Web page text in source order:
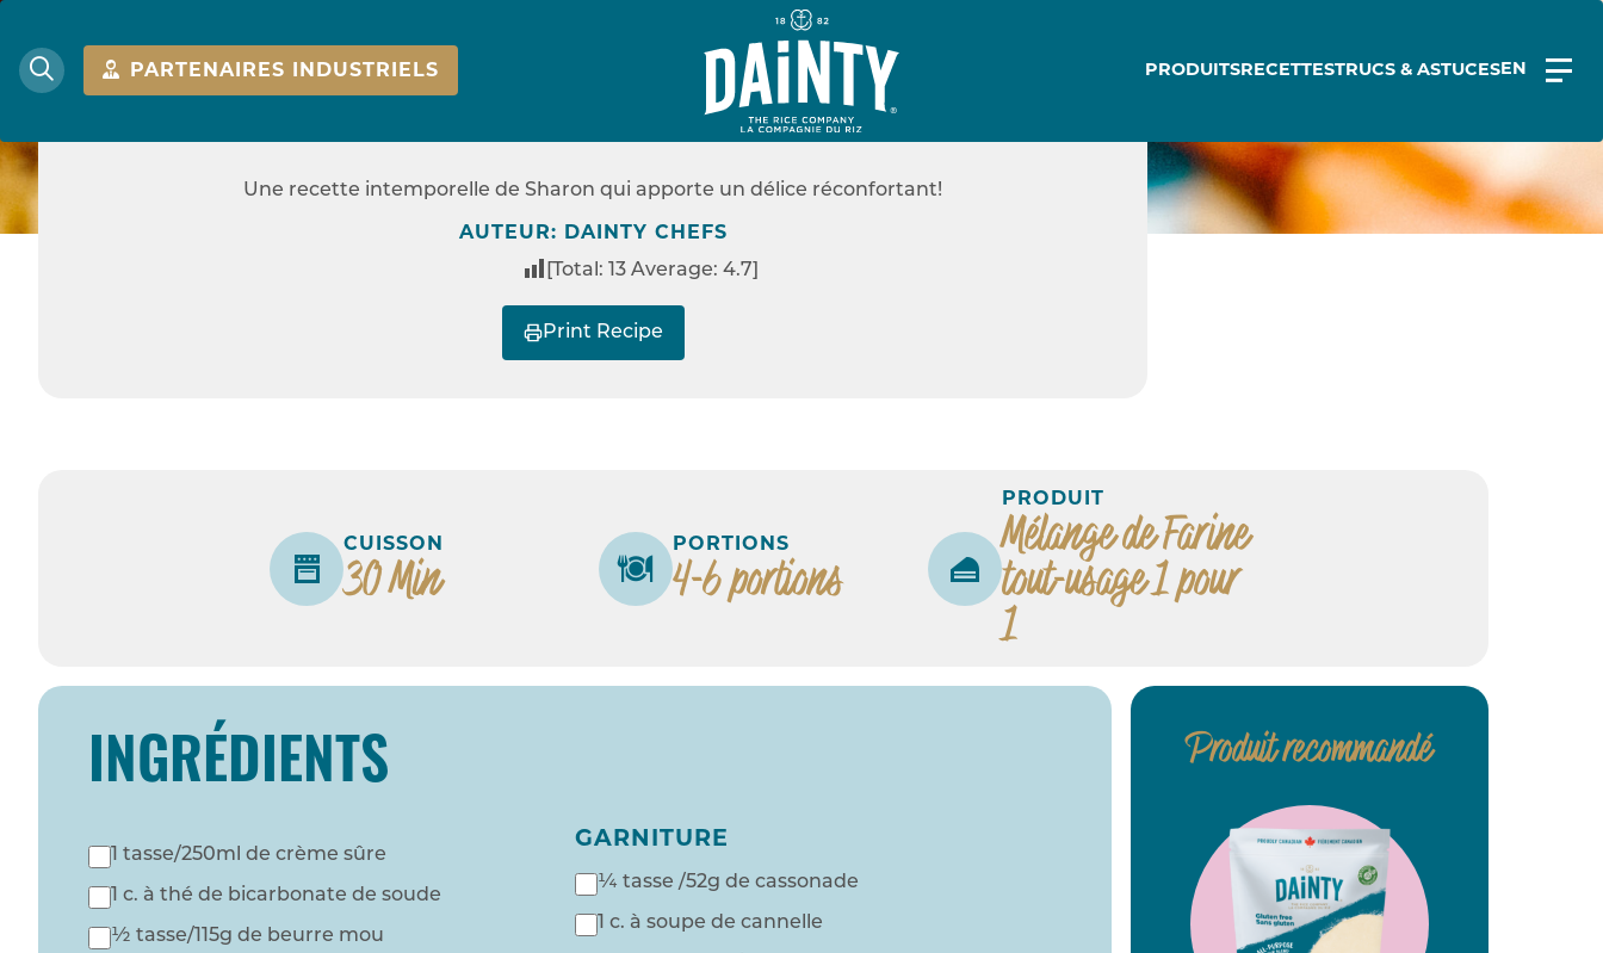
PARTENAIRES INDUSTRIELS PRODUITS RECETTESTRUCS & ASTUCES EN
GÂTEAU À LA CRÈME SÛRE DE MAMAN
Une recette intemporelle de Sharon qui apporte un délice réconfortant!
AUTEUR: DAINTY CHEFS
[Total: 13 Average: 4.7
Print Recipe
CUISSON
30 Min
PORTIONS
4-6 portions
PRODUIT
Mélange de Farine
tout-usage 1 pour
1
INGRÉDIENTS
1 tasse/250ml de crème sûre
1 c. à thé de bicarbonate de soude
½ tasse/115g de beurre mou
GARNITURE
¼ tasse /52g de cassonade
1 c. à soupe de cannelle
Produit recommandé